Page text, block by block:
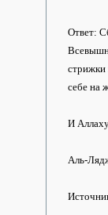
Ответ:
стрижки
себе на
И
Аль-